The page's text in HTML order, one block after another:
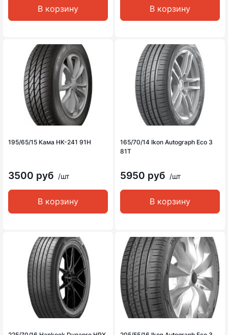
В корзину В корзину
195/65/15 Кама НК-241 91H
3500 руб /шт
В корзину
165/70/14 Ikon Autograph Eco 3
81T
5950 руб /шт
В корзину